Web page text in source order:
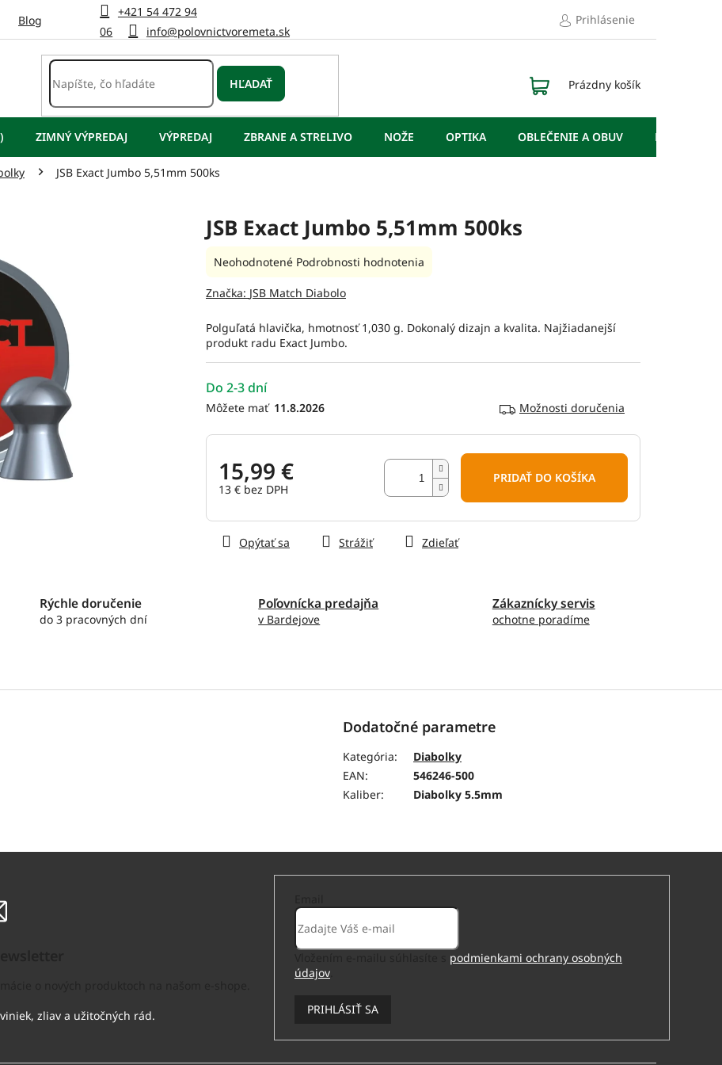
+421 54 472 94
06
info@polovnictvoremeta.sk
Blog Prihlásenie
HĽADAŤ
NÁKUPNÝ
Prázdny košík
ZIMNÝ VÝPREDAJ VÝPREDAJ ZBRANE A STRELIVO NOŽE OPTIKA OBLEČENIE A OBUV DOPLNKY
JSB Exact Jumbo 5,51mm 500ks
JSB Exact Jumbo 5,51mm 500ks
Do 2-3 dní
11.8.2026 Možnosti doručenia
15,99 €
13 € bez DPH
cena:
PRIDAŤ DO KOŠÍKA
Polguľatá hlavička, hmotnosť 1,030 g. Dokonalý dizajn a kvalita. Najžiadanejší
produkt radu Exact Jumbo.
Opýtať sa Strážiť Zdieľať
Priemerné
produktu
0,0
z
5
hviezdičiek.
Neohodnotené Podrobnosti hodnotenia
Značka: JSB Match Diabolo
Rýchle doručenie
do 3 pracovných dní
Poľovnícka predajňa
v Bardejove
Zákaznícky servis
ochotne poradíme
Dodatočné parametre
Kategória:
Diabolky
EAN:
546246-500
Kaliber: Diabolky 5.5mm
podmienkami ochrany osobných
údajov
PRIHLÁSIŤ SA